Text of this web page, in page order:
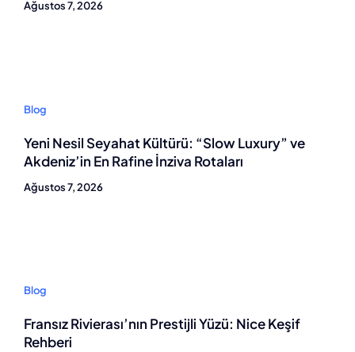
Ağustos 7, 2026
Blog
Yeni Nesil Seyahat Kültürü: “Slow Luxury” ve
Akdeniz’in En Rafine İnziva Rotaları
Ağustos 7, 2026
Blog
Fransız Rivierası’nın Prestijli Yüzü: Nice Keşif
Rehberi